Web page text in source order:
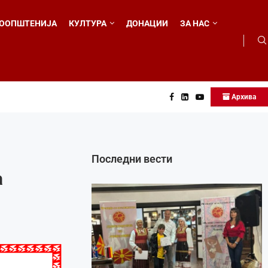
КУЛТУРА ДОНАЦИИ ЗА НАС
Архива
Последни вести